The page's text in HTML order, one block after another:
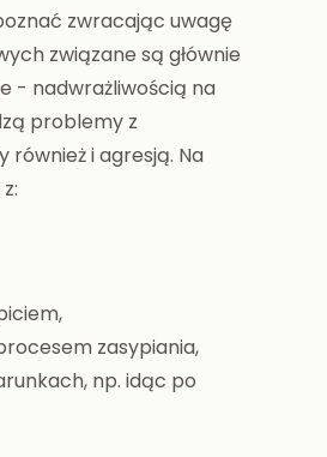
zwracając uwagę
związane są głównie
- nadwrażliwością na
problemy z
i agresją. Na
zasypiania,
np. idąc po